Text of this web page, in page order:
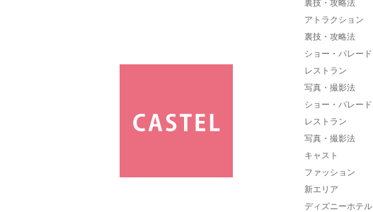
裏技・攻略法
アトラクション
裏技・攻略法
ショー・パレード
レストラン
写真・撮影法
ショー・パレード
レストラン
写真・撮影法
キャスト
ファッション
新エリア
ディズニーホテル